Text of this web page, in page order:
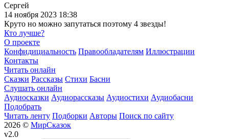
Сергей
14 ноября 2023 18:38
Круто но можно запутаться поэтому 4 звезды!
Кто лучше?
О проекте
Конфидициальность Правообладателям Иллюстрации
Контакты
Читать онлайн
Сказки Рассказы Стихи Басни
Слушать онлайн
Аудиосказки Аудиорассказы Аудиостихи Аудиобасни
Подобрать
Читать ленту Подборки Авторы Поиск по сайту
2026 © МирСказок
v2.0